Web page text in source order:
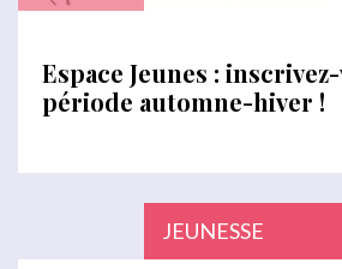
Espace Jeunes :
période automne-hiver !
JEUNESSE